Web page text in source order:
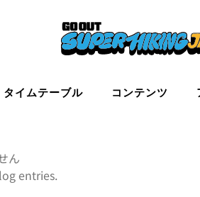
タイムテーブル コンテンツ
ん
entries.